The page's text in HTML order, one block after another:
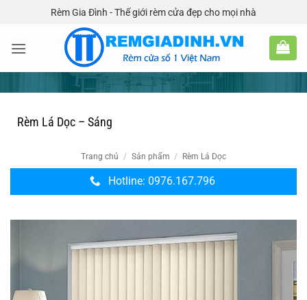
nội
Rèm Gia Đình - Thế giới rèm cửa đẹp cho mọi nhà
Rèm Lá Dọc – Sáng
Trang chủ / Sản phẩm / Rèm Lá Dọc
Hotline: 0976.167.796